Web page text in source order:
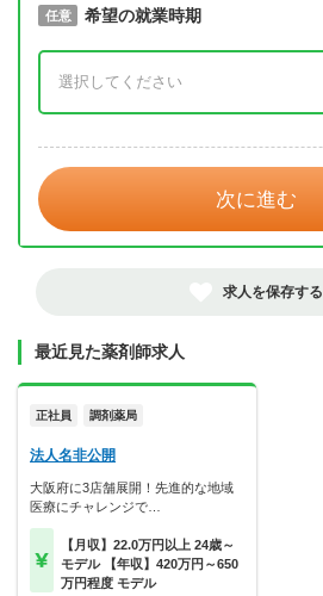
必須 取得予定年
任意 希望の就業時期
次に進む
求人を保存する
最近見た薬剤師求人
正社員 調剤薬局
法人名非公開
大阪府に3店舗展開！先進的な地域
医療にチャレンジで…
【月収】22.0万円以上 24歳～
モデル 【年収】420万円～650
万円程度 モデル